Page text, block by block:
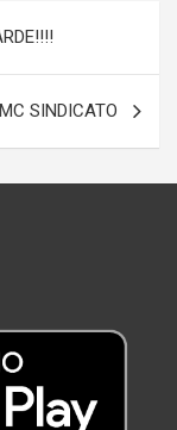
SINDICATO